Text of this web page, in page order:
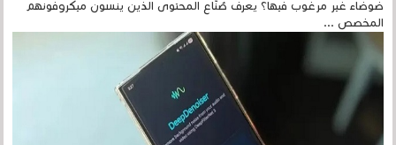
ضوضاء غير مرغوب فيها؟ يعرف صُنّاع المحتوى الذين ينسون ميكروفونهم
المخصص ...